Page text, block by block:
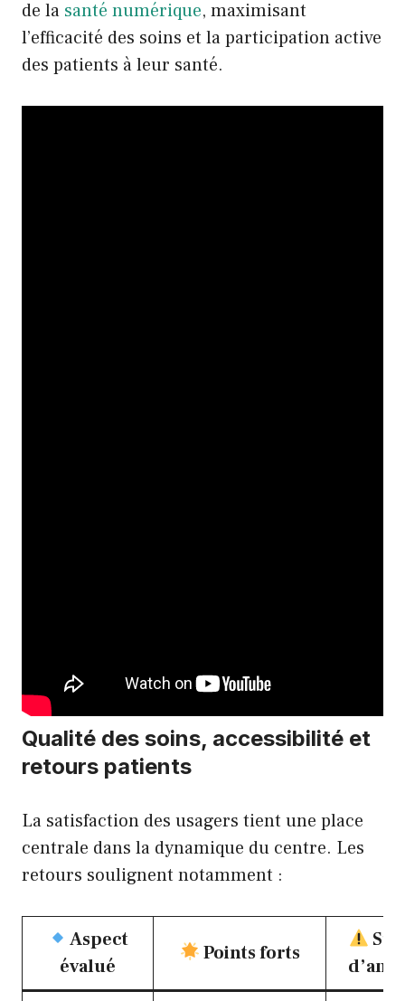
de la santé numérique, maximisant
l’efficacité des soins et la participation active
des patients à leur santé.
Qualité des soins, accessibilité et
retours patients
La satisfaction des usagers tient une place
centrale dans la dynamique du centre. Les
retours soulignent notamment :
Aspect
évalué
Points forts